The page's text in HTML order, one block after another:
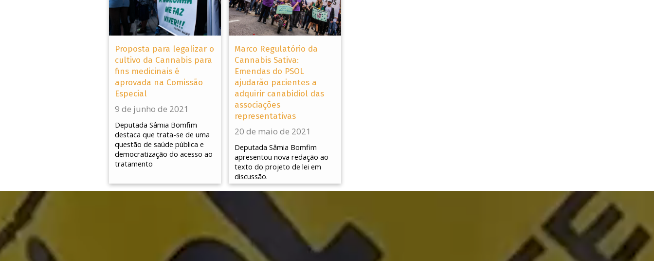
Proposta para legalizar o
cultivo da Cannabis para
fins medicinais é
aprovada na Comissão
Especial
9 de junho de 2021
Deputada Sâmia Bomfim
destaca que trata-se de uma
questão de saúde pública e
democratização do acesso ao
tratamento
Marco Regulatório da
Cannabis Sativa:
Emendas do PSOL
ajudarão pacientes a
adquirir canabidiol das
associações
representativas
20 de maio de 2021
Deputada Sâmia Bomfim
apresentou nova redação ao
texto do projeto de lei em
discussão.